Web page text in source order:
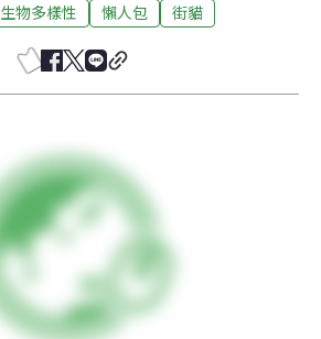
生物多樣性 懶人包 街貓